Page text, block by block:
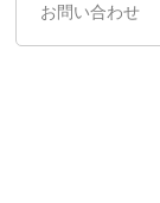
お問い合わせ